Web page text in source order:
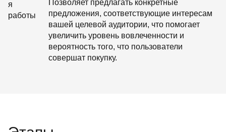
Позволяет предлагать конкретные
предложения, соответствующие интересам
вашей целевой аудитории, что помогает
увеличить уровень вовлеченности и
вероятность того, что пользователи
совершат покупку.